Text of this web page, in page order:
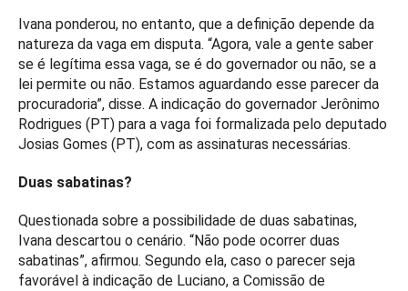
Ivana ponderou, no entanto, que a definição depende da
natureza da vaga em disputa. “Agora, vale a gente saber
se é legítima essa vaga, se é do governador ou não, se a
lei permite ou não. Estamos aguardando esse parecer da
procuradoria”, disse. A indicação do governador Jerônimo
Rodrigues (PT) para a vaga foi formalizada pelo deputado
Josias Gomes (PT), com as assinaturas necessárias.
Duas sabatinas?
Questionada sobre a possibilidade de duas sabatinas,
Ivana descartou o cenário. “Não pode ocorrer duas
sabatinas”, afirmou. Segundo ela, caso o parecer seja
favorável à indicação de Luciano, a Comissão de